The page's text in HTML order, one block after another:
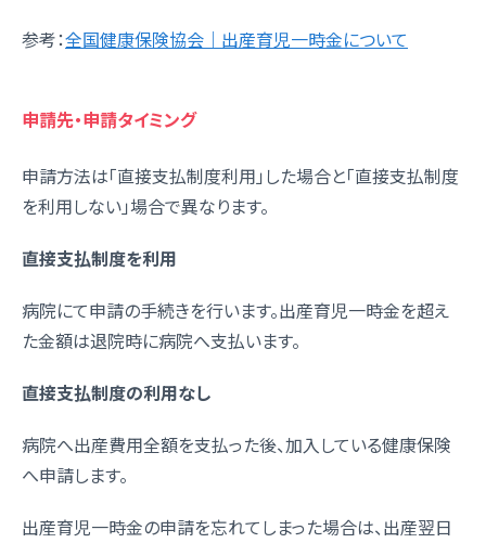
参考：全国健康保険協会｜出産育児一時金について
申請先・申請タイミング
申請方法は「直接支払制度利用」した場合と「直接支払制度
を利用しない」場合で異なります。
直接支払制度を利用
病院にて申請の手続きを行います。出産育児一時金を超え
た金額は退院時に病院へ支払います。
直接支払制度の利用なし
病院へ出産費用全額を支払った後、加入している健康保険
へ申請します。
出産育児一時金の申請を忘れてしまった場合は、出産翌日